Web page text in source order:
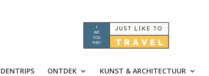
ONTDEK KUNST & ARCHITECTUUR